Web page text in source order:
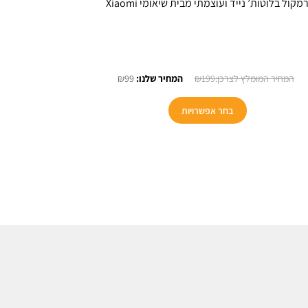
₪199
המחיר
היה:
₪199.
₪99 המחיר
בחר אפשרויות
למוצר
זה